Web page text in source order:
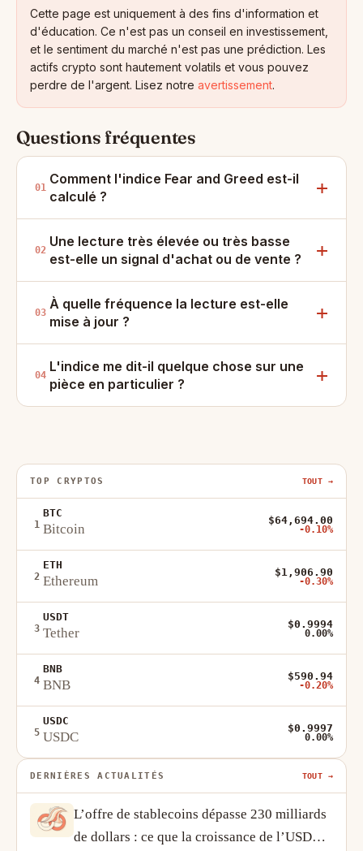
Cette page est uniquement à des fins d'information et
d'éducation. Ce n'est pas un conseil en investissement,
et le sentiment du marché n'est pas une prédiction. Les
actifs crypto sont hautement volatils et vous pouvez
perdre de l'argent. Lisez notre avertissement.
Questions fréquentes
Comment l'indice Fear and Greed est-il
calculé ?
Une lecture très élevée ou très basse
est-elle un signal d'achat ou de vente ?
À quelle fréquence la lecture est-elle
mise à jour ?
L'indice me dit-il quelque chose sur une
pièce en particulier ?
TOP CRYPTOS TOUT →
1
BTC
Bitcoin
$64,694.00
-0.10%
2
ETH
Ethereum
$1,906.90
-0.30%
3
USDT
Tether
$0.9994
0.00%
4
BNB
BNB
$590.94
-0.20%
5
USDC
USDC
$0.9997
0.00%
DERNIÈRES ACTUALITÉS TOUT →
L’offre de stablecoins dépasse 230 milliards
de dollars : ce que la croissance de l’USDT